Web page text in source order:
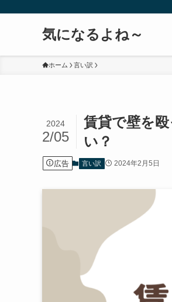
気になるよね～
ホーム 言い訳
賃貸で壁を
い？
2024
2/05
広告 言い訳 2024年2月5日